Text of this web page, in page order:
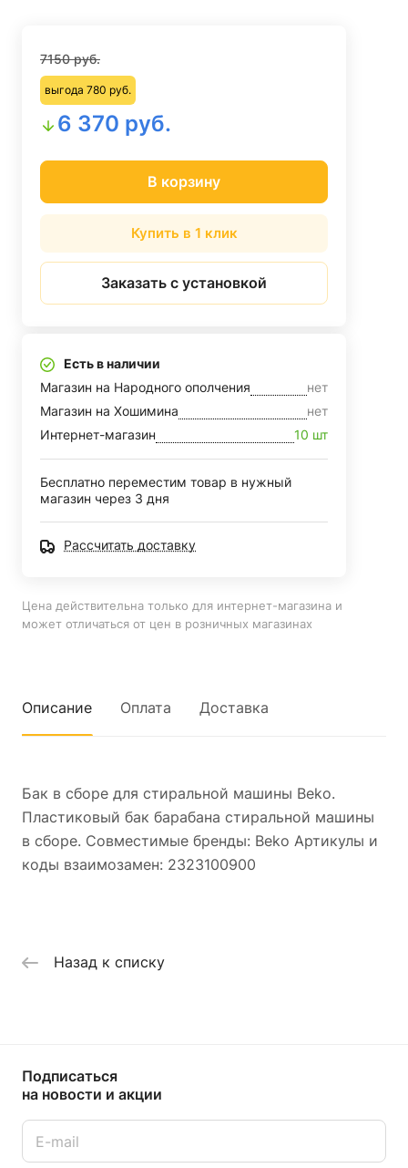
7150 руб.
выгода 780 руб.
6 370 руб.
В корзину
Купить в 1 клик
Заказать с установкой
Есть в наличии
Магазин на Народного ополчения
нет
Магазин на Хошимина
нет
Интернет-магазин
10 шт
Бесплатно переместим товар в нужный
магазин через 3 дня
Рассчитать доставку
Цена действительна только для интернет-магазина и
может отличаться от цен в розничных магазинах
Описание Оплата Доставка
Бак в сборе для стиральной машины Beko.
Пластиковый бак барабана стиральной машины
в сборе. Совместимые бренды: Beko Артикулы и
коды взаимозамен: 2323100900
Назад к списку
Подписаться
на новости и акции